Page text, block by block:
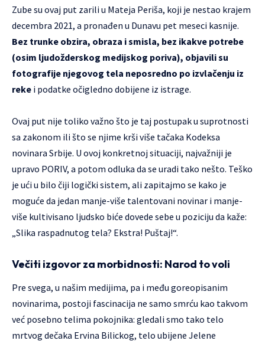
Zube su ovaj put zarili u Mateja Periša, koji je nestao krajem
decembra 2021, a pronađen u Dunavu pet meseci kasnije.
Bez trunke obzira, obraza i smisla, bez ikakve potrebe
(osim ljudožderskog medijskog poriva), objavili su
fotografije njegovog tela neposredno po izvlačenju iz
reke i podatke očigledno dobijene iz istrage.
Ovaj put nije toliko važno što je taj postupak u suprotnosti
sa zakonom ili što se njime krši više tačaka Kodeksa
novinara Srbije. U ovoj konkretnoj situaciji, najvažniji je
upravo PORIV, a potom odluka da se uradi tako nešto. Teško
je ući u bilo čiji logički sistem, ali zapitajmo se kako je
moguće da jedan manje-više talentovani novinar i manje-
više kultivisano ljudsko biće dovede sebe u poziciju da kaže:
„Slika raspadnutog tela? Ekstra! Puštaj!“.
Večiti izgovor za morbidnosti: Narod to voli
Pre svega, u našim medijima, pa i među goreopisanim
novinarima, postoji fascinacija ne samo smrću kao takvom
već posebno telima pokojnika: gledali smo tako telo
mrtvog dečaka Ervina Bilickog, telo ubijene Jelene